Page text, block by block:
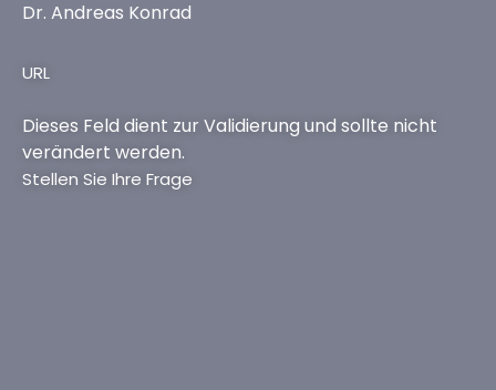
Dr. Andreas Konrad
URL
Dieses Feld dient zur Validierung und sollte nicht
verändert werden.
Stellen Sie Ihre Frage